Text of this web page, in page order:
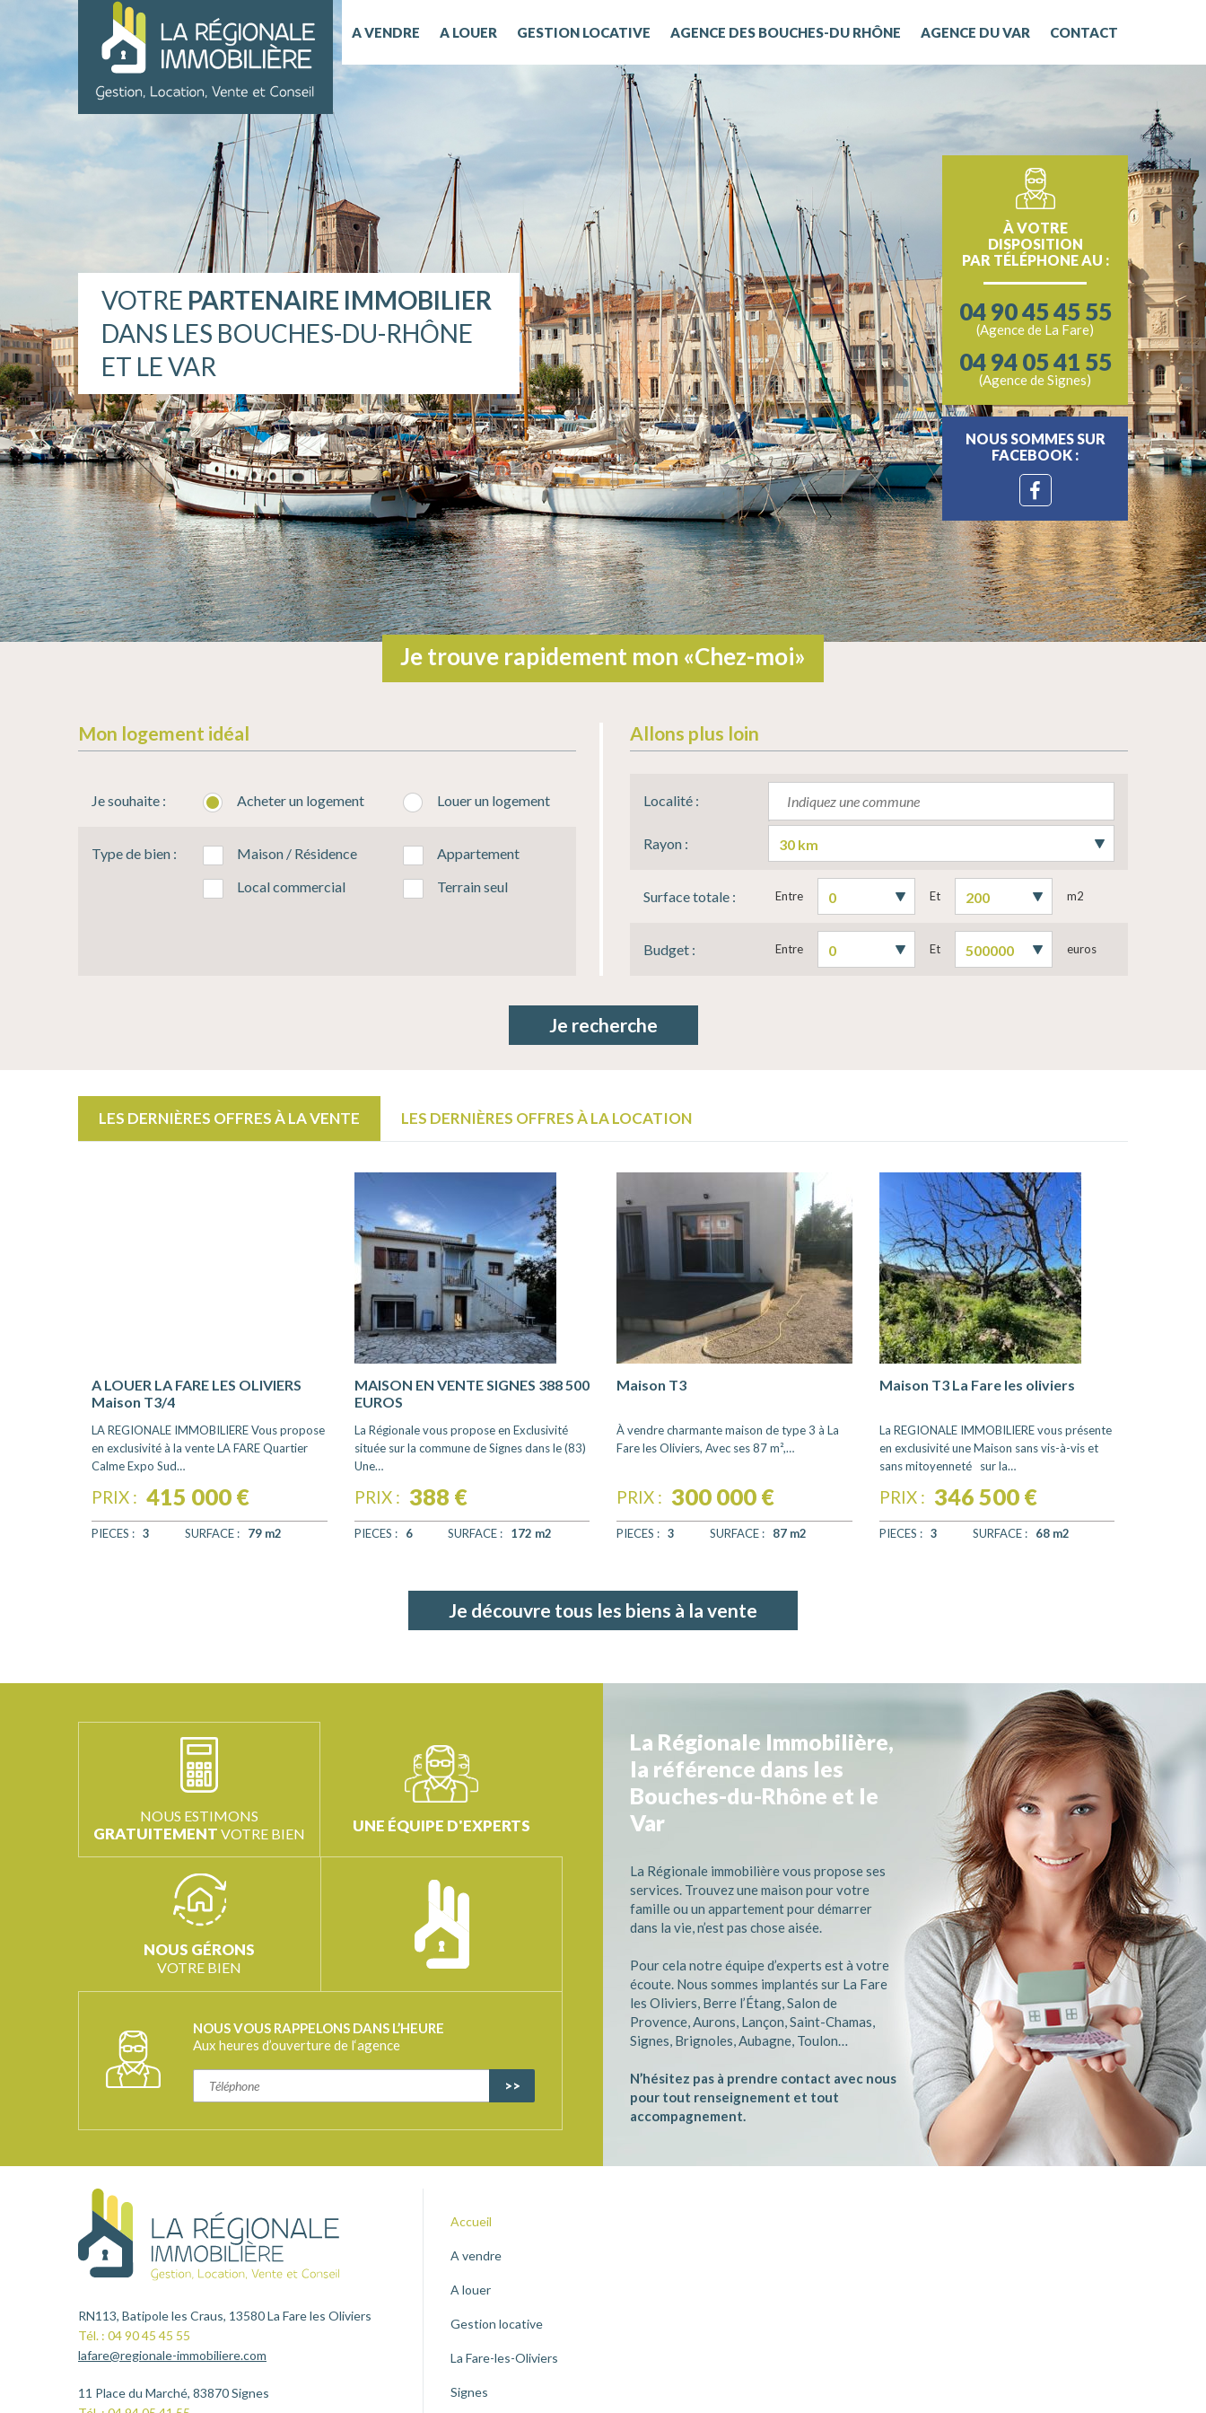
A VENDRE A LOUER GESTION LOCATIVE AGENCE DES BOUCHES-DU RHÔNE AGENCE DU VAR CONTACT
VOTRE PARTENAIRE IMMOBILIER
DANS LES BOUCHES-DU-RHÔNE
ET LE VAR
À VOTRE
DISPOSITION
PAR TÉLÉPHONE AU :
04 90 45 45 55
(Agence de La Fare)
04 94 05 41 55
(Agence de Signes)
NOUS SOMMES SUR
FACEBOOK :
Je trouve rapidement mon «Chez-moi»
Mon logement idéal
Je souhaite : Acheter un logement Louer un logement
Type de bien : Maison / Résidence
Appartement
Local commercial
Terrain seul
Allons plus loin
Localité :
Rayon :
Surface totale : Entre Et m2
Budget : Entre Et euros
LES DERNIÈRES OFFRES À LA VENTE LES DERNIÈRES OFFRES À LA LOCATION
A LOUER LA FARE LES OLIVIERS
Maison T3/4
LA REGIONALE IMMOBILIERE Vous propose
en exclusivité à la vente LA FARE Quartier
Calme Expo Sud…
PRIX : 415 000 €
PIECES : 3 SURFACE : 79 m2
MAISON EN VENTE SIGNES 388 500
EUROS
La Régionale vous propose en Exclusivité
située sur la commune de Signes dans le (83)
Une…
PRIX : 388 €
PIECES : 6 SURFACE : 172 m2
Maison T3
À vendre charmante maison de type 3 à La
Fare les Oliviers, Avec ses 87 m²,…
PRIX : 300 000 €
PIECES : 3 SURFACE : 87 m2
Maison T3 La Fare les oliviers
La REGIONALE IMMOBILIERE vous présente
en exclusivité une Maison sans vis-à-vis et
sans mitoyenneté sur la…
PRIX : 346 500 €
PIECES : 3 SURFACE : 68 m2
Je découvre tous les biens à la vente
NOUS ESTIMONS
GRATUITEMENT VOTRE BIEN UNE ÉQUIPE D'EXPERTS
NOUS GÉRONS
VOTRE BIEN
NOUS VOUS RAPPELONS DANS L’HEURE
Aux heures d’ouverture de l‘agence
La Régionale Immobilière,
la référence dans les
Bouches-du-Rhône et le
Var
La Régionale immobilière vous propose ses
services. Trouvez une maison pour votre
famille ou un appartement pour démarrer
dans la vie, n’est pas chose aisée.
Pour cela notre équipe d’experts est à votre
écoute. Nous sommes implantés sur La Fare
les Oliviers, Berre l’Étang, Salon de
Provence, Aurons, Lançon, Saint-Chamas,
Signes, Brignoles, Aubagne, Toulon…
N’hésitez pas à prendre contact avec nous
pour tout renseignement et tout
accompagnement.
RN113, Batipole les Craus, 13580 La Fare les Oliviers
Tél. : 04 90 45 45 55
lafare@regionale-immobiliere.com
11 Place du Marché, 83870 Signes
Accueil
A vendre
A louer
Gestion locative
La Fare-les-Oliviers
Signes